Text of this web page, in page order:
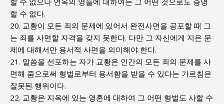
할 수 없다.
20. 교황이 모든 죄의 문제에 있어서 완전사면을 공포할 때 그
는 죄를 사면할 자격을 갖지 못한다. 다만 그 자신에게 지은 문
제에 대해서만 용서적 사면을 의미해야 한다.
21. 말씀을 선포하는 자가 교황은 인간의 모든 죄의 문제를 사
면해 줌으로써 형벌로부터 용서함을 받을 수 있다는 가르침은
잘못된 행위이다.
22. 교황은 지옥에 있는 영혼에 대하여 그 어떤 형벌도 사할 수